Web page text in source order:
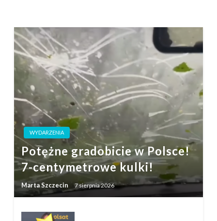
WYDARZENIA
Potężne gradobicie w Polsce!
7-centymetrowe kulki!
Marta Szczecin 7 sierpnia 2026